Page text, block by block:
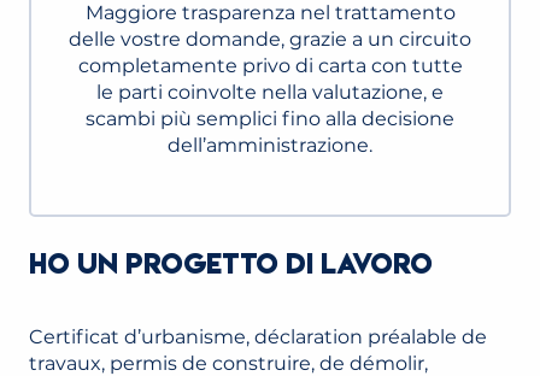
Maggiore trasparenza nel trattamento
delle vostre domande, grazie a un circuito
completamente privo di carta con tutte
le parti coinvolte nella valutazione, e
scambi più semplici fino alla decisione
dell’amministrazione.
HO UN PROGETTO DI LAVORO
Certificat d’urbanisme, déclaration préalable de
travaux, permis de construire, de démolir,